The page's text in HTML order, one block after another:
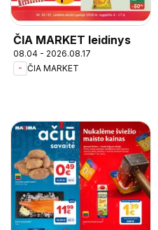
ČIA MARKET leidinys
08.04 - 2026.08.17
ČIA MARKET